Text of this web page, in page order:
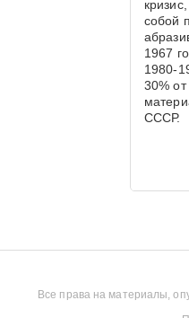
собой
1967
1980-
30%
СССР.
Все права на материалы,